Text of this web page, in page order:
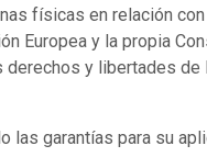
físicas en relación
Europea y la propia
y libertades
garantías para su